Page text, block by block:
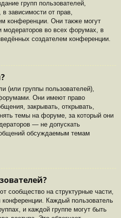
групп пользователей,
зависимости от прав,
конференции. Они также могут
модераторов во всех форумах, в
создателем конференции.
(или группы пользователей),
Они имеют право
закрывать, открывать,
темы на форуме, за который они
— не допускать
обсуждаемым темам
сообщество на структурные части,
Каждый пользователь
и каждой группе могут быть